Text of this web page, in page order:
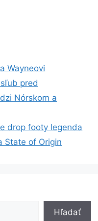
Wayneovi
pred
Nórskom a
drop footy legenda
State of Origin
Hľadať